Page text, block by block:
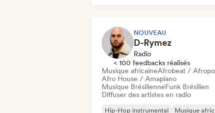
NOUVEAU
D-Rymez
Radio
< 100 feedbacks réalisés
Musique africaineAfrobeat /
Afro House / Amapiano
Musique BrésilienneFunk Brésilien
Diffuser des artistes en radio
Hip-Hop instrumental
Musique